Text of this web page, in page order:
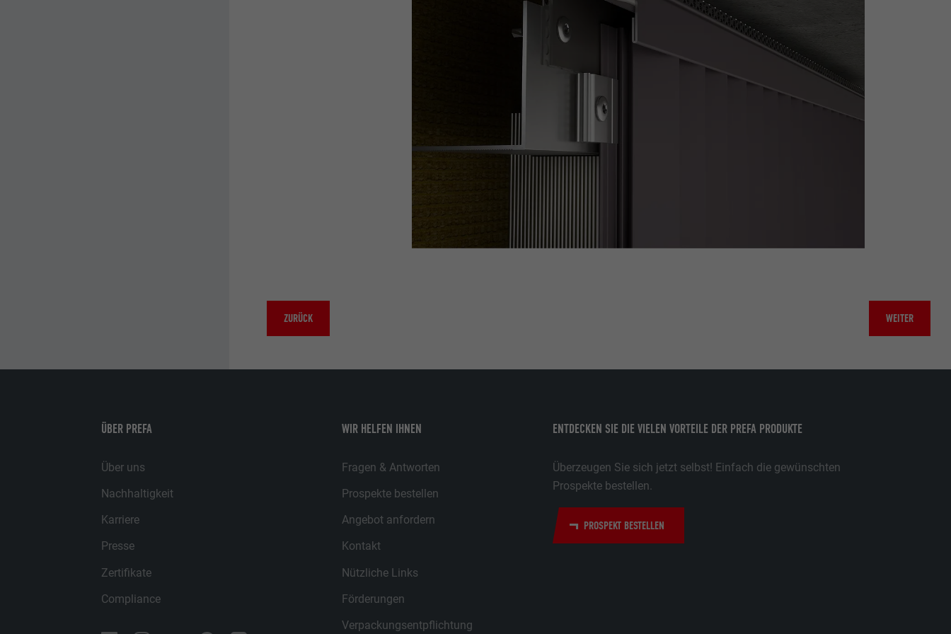
ZURÜCK WEITER
ENTDECKEN SIE DIE VIELEN VORTEILE DER PREFA PRODUKTE
Überzeugen Sie sich jetzt selbst! Einfach die gewünschten
Prospekte bestellen.
PROSPEKT BESTELLEN
ÜBER PREFA
Über uns
Nachhaltigkeit
Karriere
Presse
Zertifikate
Compliance
WIR HELFEN IHNEN
Fragen & Antworten
Prospekte bestellen
Angebot anfordern
Kontakt
Nützliche Links
Förderungen
Verpackungsentpflichtung